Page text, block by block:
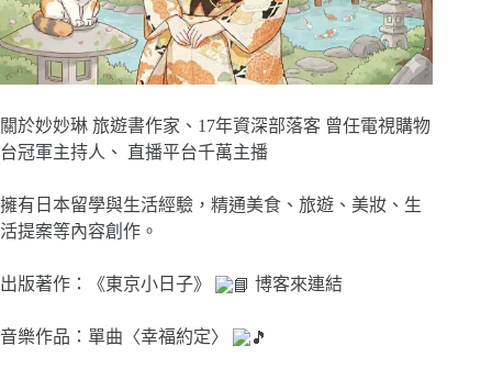
關於妙妙琳 旅遊書作家、17年資深部落客 曾任電視購物
台冠軍主持人、 直播平台千萬主播
擁有日本留學與生活經驗，精通美食、旅遊、美妝、生
活提案等內容創作。
出版著作：《東京小日子》 博客來連結
音樂作品：單曲〈幸福約定〉